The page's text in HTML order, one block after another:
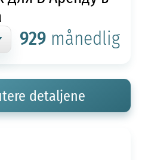
929 månedlig
detaljene